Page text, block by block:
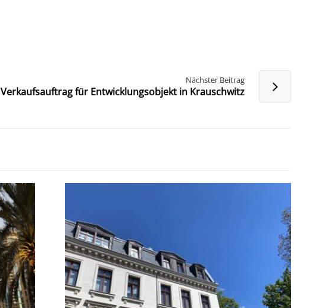
Nächster Beitrag
Verkaufsauftrag für Entwicklungsobjekt in Krauschwitz